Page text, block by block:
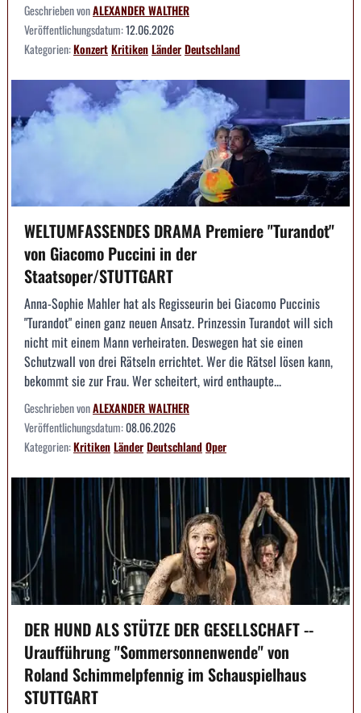
Geschrieben vonALEXANDER WALTHER
Veröffentlichungsdatum:12.06.2026
Kategorien:KonzertKritikenLänderDeutschland
WELTUMFASSENDES DRAMA Premiere "Turandot"
von Giacomo Puccini in der
Staatsoper/STUTTGART
Anna-Sophie Mahler hat als Regisseurin bei Giacomo Puccinis
"Turandot" einen ganz neuen Ansatz. Prinzessin Turandot will sich
nicht mit einem Mann verheiraten. Deswegen hat sie einen
Schutzwall von drei Rätseln errichtet. Wer die Rätsel lösen kann,
bekommt sie zur Frau. Wer scheitert, wird enthaupte...
Geschrieben vonALEXANDER WALTHER
Veröffentlichungsdatum:08.06.2026
Kategorien:KritikenLänderDeutschlandOper
DER HUND ALS STÜTZE DER GESELLSCHAFT --
Uraufführung "Sommersonnenwende" von
Roland Schimmelpfennig im Schauspielhaus
STUTTGART